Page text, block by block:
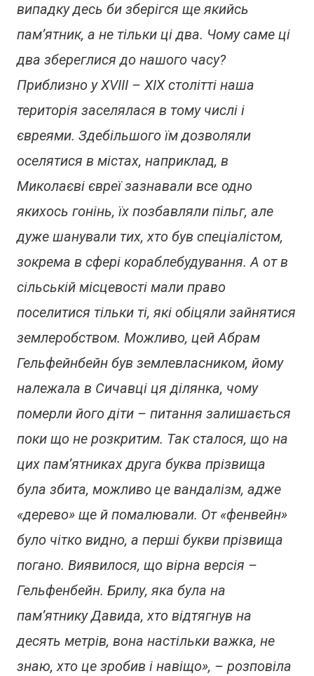
випадку десь би зберігся ще якийсь
пам’ятник, а не тільки ці два. Чому саме ці
два збереглися до нашого часу?
Приблизно у XVIII – XIX столітті наша
територія заселялася в тому числі і
євреями. Здебільшого їм дозволяли
оселятися в містах, наприклад, в
Миколаєві євреї зазнавали все одно
якихось гонінь, їх позбавляли пільг, але
дуже шанували тих, хто був спеціалістом,
зокрема в сфері кораблебудування. А от в
сільській місцевості мали право
поселитися тільки ті, які обіцяли зайнятися
землеробством. Можливо, цей Абрам
Гельфейнбейн був землевласником, йому
належала в Сичавці ця ділянка, чому
померли його діти – питання залишається
поки що не розкритим. Так сталося, що на
цих пам’ятниках друга буква прізвища
була збита, можливо це вандалізм, адже
«дерево» ще й помалювали. От «фенвейн»
було чітко видно, а перші букви прізвища
погано. Виявилося, що вірна версія –
Гельфенбейн. Брилу, яка була на
пам’ятнику Давида, хто відтягнув на
десять метрів, вона настільки важка, не
знаю, хто це зробив і навіщо», – розповіла